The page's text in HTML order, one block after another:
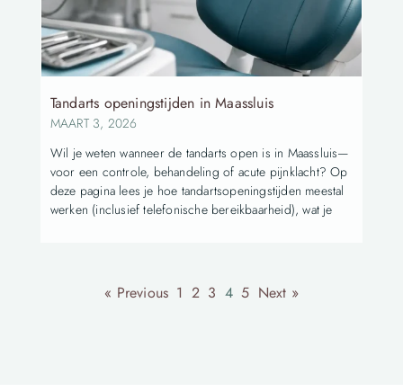
Tandarts openingstijden in Maassluis
MAART 3, 2026
Wil je weten wanneer de tandarts open is in Maassluis—
voor een controle, behandeling of acute pijnklacht? Op
deze pagina lees je hoe tandartsopeningstijden meestal
werken (inclusief telefonische bereikbaarheid), wat je
« Previous 1 2 3 4 5 Next »